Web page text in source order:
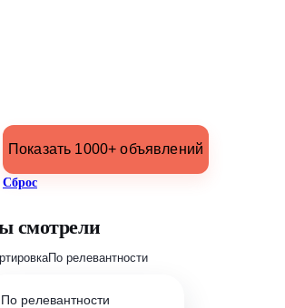
Показать 1000+ объявлений
Сброс
смотрели
По релевантности
По релевантности